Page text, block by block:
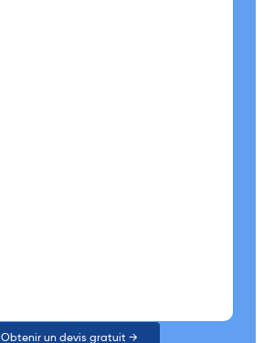
Obtenir un devis gratuit →